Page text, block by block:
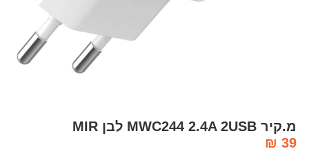
מ.קיר MWC244 2.4A 2USB לבן MIR
₪ 39